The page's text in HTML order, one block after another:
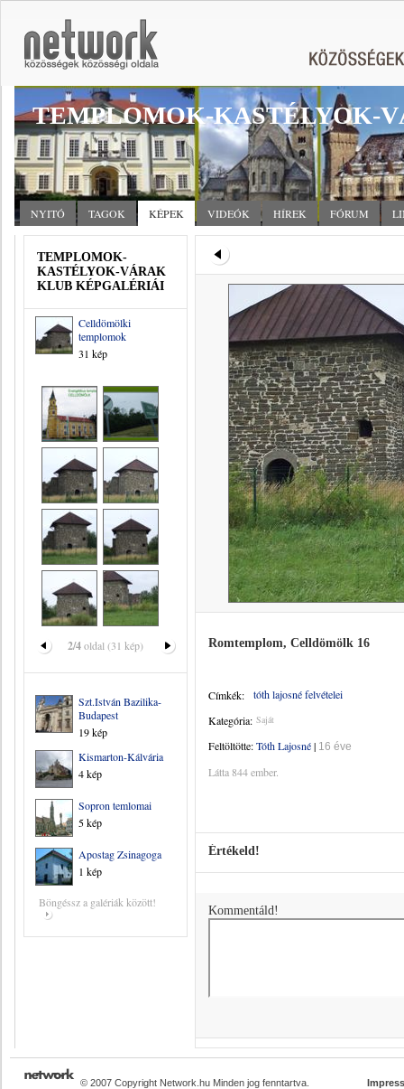
TEMPLOMOK-KASTÉLYOK-
NYITÓ TAGOK KÉPEK VIDEÓK HÍREK FÓRUM
TEMPLOMOK-
KASTÉLYOK-VÁRAK
KLUB KÉPGALÉRIÁI
Celldömölki
templomok
31 kép
2/4oldal (31 kép)
Szt.István Bazilika-
Budapest
19 kép
Kismarton-Kálvária
4 kép
Sopron temlomai
5 kép
Apostag Zsinagoga
1 kép
Böngéssz a galériák között!
Romtemplom, Celldömölk 16
Címkék:
tóth lajosné felvételei
Kategória: Saját
Feltöltötte:Tóth Lajosné| 16 éve
Látta 844 ember.
Értékeld!
Kommentáld!
© 2007 Copyright Network.hu Minden jog fenntartva.